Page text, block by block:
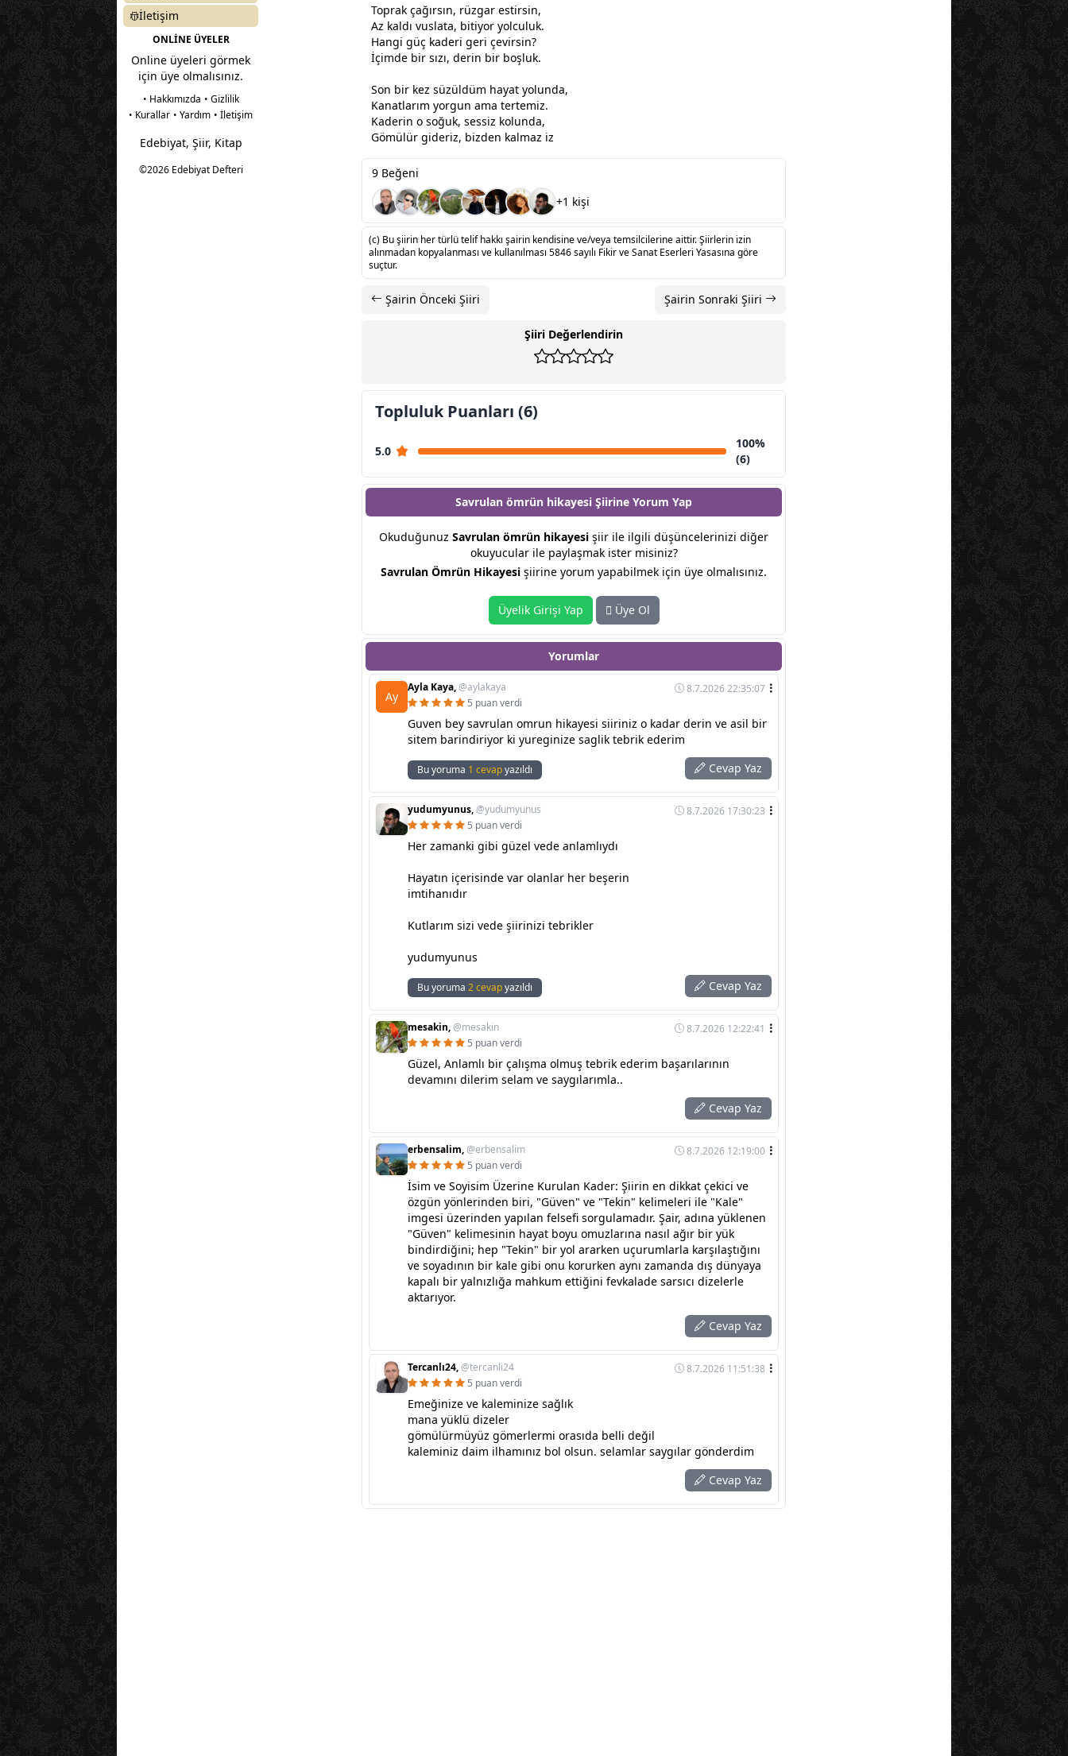
İletişim
ONLİNE ÜYELER
Online üyeleri görmek
için üye olmalısınız.
• Hakkımızda • Gizlilik
• Kurallar • Yardım • İletişim
Edebiyat, Şiir, Kitap
©2026 Edebiyat Defteri
​Toprak çağırsın, rüzgar estirsin,
Az kaldı vuslata, bitiyor yolculuk.
Hangi güç kaderi geri çevirsin?
İçimde bir sızı, derin bir boşluk.
​Son bir kez süzüldüm hayat yolunda,
Kanatlarım yorgun ama tertemiz.
Kaderin o soğuk, sessiz kolunda,
Gömülür gideriz, bizden kalmaz iz
9 Beğeni
+1 kişi
(c) Bu şiirin her türlü telif hakkı şairin kendisine ve/veya temsilcilerine aittir. Şiirlerin izin
alınmadan kopyalanması ve kullanılması 5846 sayılı Fikir ve Sanat Eserleri Yasasına göre
suçtur.
Şairin Önceki Şiiri Şairin Sonraki Şiiri
Şiiri Değerlendirin
Topluluk Puanları (6)
5.0
100%
(6)
Savrulan ömrün hikayesi Şiirine Yorum Yap
Okuduğunuz Savrulan ömrün hikayesi şiir ile ilgili düşüncelerinizi diğer
okuyucular ile paylaşmak ister misiniz?
Savrulan Ömrün Hikayesi şiirine yorum yapabilmek için üye olmalısınız.
Üyelik Girişi Yap Üye Ol
Yorumlar
Ay
Ayla Kaya,@aylakaya
8.7.2026 22:35:07
5 puan verdi
Guven bey savrulan omrun hikayesi siiriniz o kadar derin ve asil bir
sitem barindiriyor ki yureginize saglik tebrik ederim
Bu yoruma 1 cevapyazıldı Cevap Yaz
yudumyunus,@yudumyunus
8.7.2026 17:30:23
5 puan verdi
Her zamanki gibi güzel vede anlamlıydı
Hayatın içerisinde var olanlar her beşerin
imtihanıdır
Kutlarım sizi vede şiirinizi tebrikler
yudumyunus
Bu yoruma 2 cevapyazıldı Cevap Yaz
mesakin,@mesakin
8.7.2026 12:22:41
5 puan verdi
Güzel, Anlamlı bir çalışma olmuş tebrik ederim başarılarının
devamını dilerim selam ve saygılarımla..
Cevap Yaz
erbensalim,@erbensalim
8.7.2026 12:19:00
5 puan verdi
İsim ve Soyisim Üzerine Kurulan Kader: Şiirin en dikkat çekici ve
özgün yönlerinden biri, "Güven" ve "Tekin" kelimeleri ile "Kale"
imgesi üzerinden yapılan felsefi sorgulamadır. Şair, adına yüklenen
"Güven" kelimesinin hayat boyu omuzlarına nasıl ağır bir yük
bindirdiğini; hep "Tekin" bir yol ararken uçurumlarla karşılaştığını
ve soyadının bir kale gibi onu korurken aynı zamanda dış dünyaya
kapalı bir yalnızlığa mahkum ettiğini fevkalade sarsıcı dizelerle
aktarıyor.
Cevap Yaz
Tercanlı24,@tercanli24
8.7.2026 11:51:38
5 puan verdi
Emeğinize ve kaleminize sağlık
mana yüklü dizeler
gömülürmüyüz gömerlermi orasıda belli değil
kaleminiz daim ilhamınız bol olsun. selamlar saygılar gönderdim
Cevap Yaz